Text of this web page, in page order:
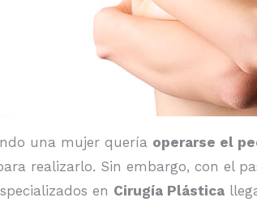
una mujer quería operarse el
realizarlo. Sin embargo, con el
en Cirugía Plástica